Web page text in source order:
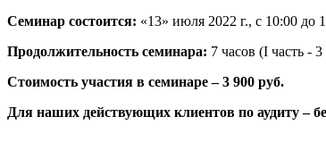
Семинар состоится: «13» июля 2022 г., с 10:00 до
Продолжительность семинара: 7 часов (I часть -
Стоимость участия в семинаре – 3 900 руб.
Для наших действующих клиентов по аудиту –